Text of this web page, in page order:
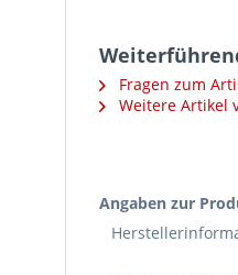
Fragen zum
Weitere Artikel
Angaben zur